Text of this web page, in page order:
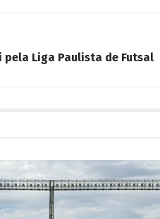
pela Liga Paulista de Futsal